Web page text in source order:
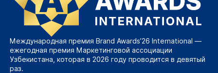
Международная премия Brand Awards’26 International —
ежегодная премия Маркетинговой ассоциации
Узбекистана, которая в 2026 году проводится в девятый
раз.